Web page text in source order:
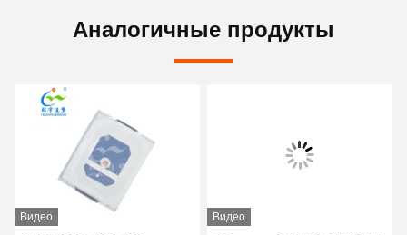
Аналогичные продукты
Видео Видео